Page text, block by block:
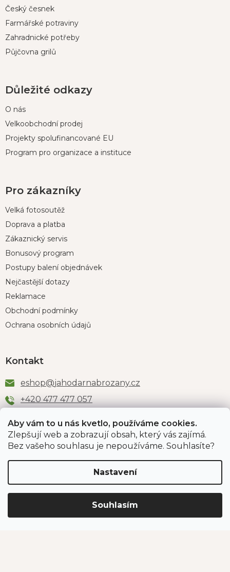
Aby vám to u nás kvetlo, používáme cookies.
Zlepšují web a zobrazují obsah, který vás zajímá.
Bez vašeho souhlasu je nepoužíváme. Souhlasíte?
Nastavení
Souhlasím
Český česnek
Farmářské potraviny
Zahradnické potřeby
Půjčovna grilů
Důležité odkazy
O nás
Velkoobchodní prodej
Projekty spolufinancované EU
Program pro organizace a instituce
Pro zákazníky
Velká fotosoutěž
Doprava a platba
Zákaznický servis
Bonusový program
Postupy balení objednávek
Nejčastější dotazy
Reklamace
Obchodní podmínky
Ochrana osobních údajů
Kontakt
eshop@jahodarnabrozany.cz
+420 477 477 057
Odběr newsletteru
PŘIHLÁSIT SE